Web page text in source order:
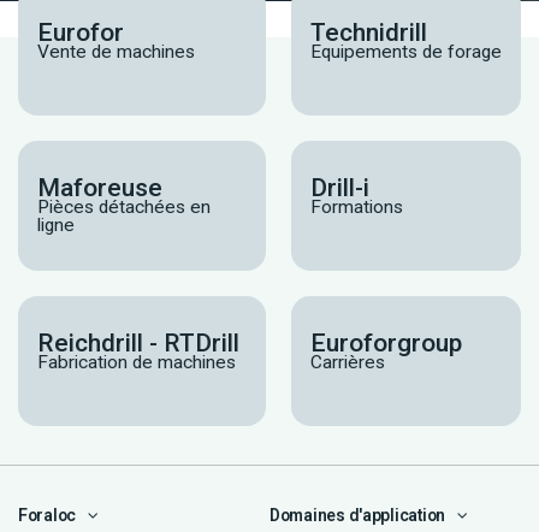
Eurofor
Vente de machines
Technidrill
Equipements de forage
Maforeuse
Pièces détachées en
ligne
Drill-i
Formations
Reichdrill - RTDrill
Fabrication de machines
Euroforgroup
Carrières
Foraloc Domaines d'application